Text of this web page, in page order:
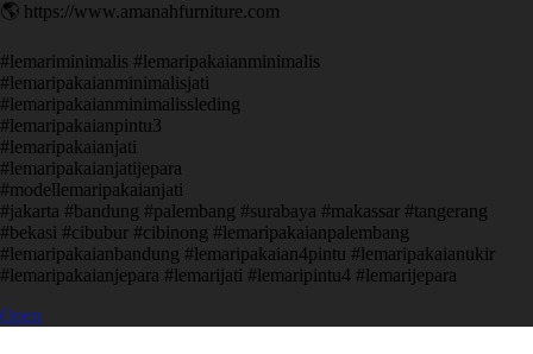
🌎 https://www.amanahfurniture.com
#lemariminimalis #lemaripakaianminimalis
#lemaripakaianminimalisjati
#lemaripakaianminimalissleding
#lemaripakaianpintu3
#lemaripakaianjati
#lemaripakaianjatijepara
#modellemaripakaianjati
#jakarta #bandung #palembang #surabaya #makassar #tangerang
#bekasi #cibubur #cibinong #lemaripakaianpalembang
#lemaripakaianbandung #lemaripakaian4pintu #lemaripakaianukir
#lemaripakaianjepara #lemarijati #lemaripintu4 #lemarijepara
Open